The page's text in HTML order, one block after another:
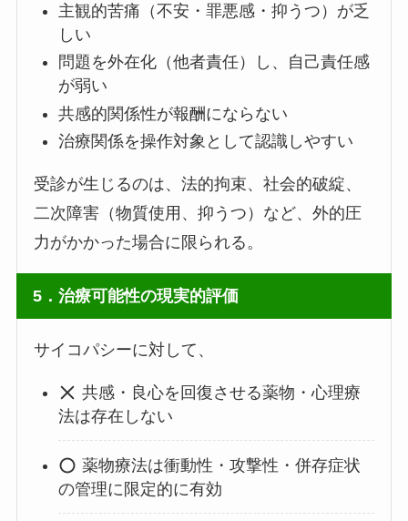
主観的苦痛（不安・罪悪感・抑うつ）が乏
しい
問題を外在化（他者責任）し、自己責任感
が弱い
共感的関係性が報酬にならない
治療関係を操作対象として認識しやすい
受診が生じるのは、法的拘束、社会的破綻、
二次障害（物質使用、抑うつ）など、外的圧
力がかかった場合に限られる。
5．治療可能性の現実的評価
サイコパシーに対して、
共感・良心を回復させる薬物・心理療
法は存在しない
薬物療法は衝動性・攻撃性・併存症状
の管理に限定的に有効